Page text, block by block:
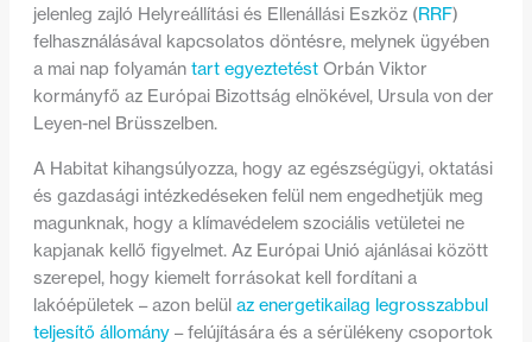
jelenleg zajló Helyreállítási és Ellenállási Eszköz (RRF)
felhasználásával kapcsolatos döntésre, melynek ügyében
a mai nap folyamán tart egyeztetéstOrbán Viktor
kormányfő az Európai Bizottság elnökével, Ursula von der
Leyen-nel Brüsszelben.
A Habitat kihangsúlyozza, hogy az egészségügyi, oktatási
és gazdasági intézkedéseken felül nem engedhetjük meg
magunknak, hogy a klímavédelem szociális vetületei ne
kapjanak kellő figyelmet. Az Európai Unió ajánlásai között
szerepel, hogy kiemelt forrásokat kell fordítani a
lakóépületek – azon belül az energetikailag legrosszabbul
teljesítő állomány– felújítására és a sérülékeny csoportok